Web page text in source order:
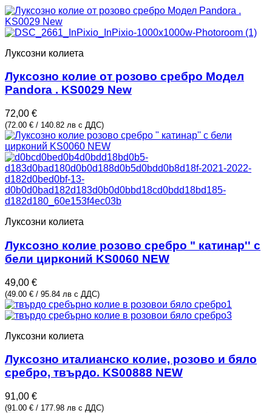
Луксозни колиета
Луксозно колие от розово сребро Модел
Pandora . KS0029 New
72,00 €
(72.00 € / 140.82 лв с ДДС)
Луксозни колиета
Луксозно колие розово сребро " катинар'' с
бели цирконий KS0060 NEW
49,00 €
(49.00 € / 95.84 лв с ДДС)
Луксозни колиета
Луксозно италианско колие, розово и бяло
сребро, твърдо. KS00888 NEW
91,00 €
(91.00 € / 177.98 лв с ДДС)